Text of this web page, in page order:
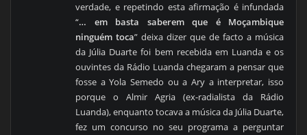
verdade, e repetindo esta afirmação é infundada
“… em basta saberem que é Moçambique
ninguém toca” deixa dizer que de facto a música
da Júlia Duarte foi bem recebida em Luanda e os
ouvintes da Rádio Luanda chegaram a pensar que
fosse a Yola Semedo ou a Ary a interpretar, isso
porque o Almir Agria (ex-radialista da Rádio
Luanda), enquanto tocava a música da Júlia Duarte,
fez um concurso no seu programa a perguntar